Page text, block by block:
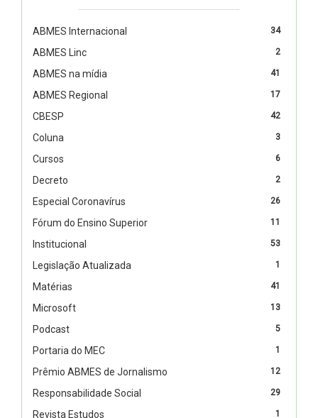
34
ABMES Internacional
2
ABMES Linc
41
ABMES na mídia
17
ABMES Regional
42
CBESP
3
Coluna
6
Cursos
2
Decreto
26
Especial Coronavírus
11
Fórum do Ensino Superior
53
Institucional
1
Legislação Atualizada
41
Matérias
13
Microsoft
5
Podcast
1
Portaria do MEC
12
Prêmio ABMES de Jornalismo
29
Responsabilidade Social
1
Revista Estudos